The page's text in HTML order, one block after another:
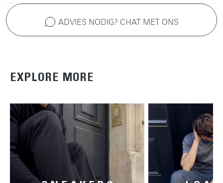
ADVIES NODIG? CHAT MET ONS
EXPLORE MORE